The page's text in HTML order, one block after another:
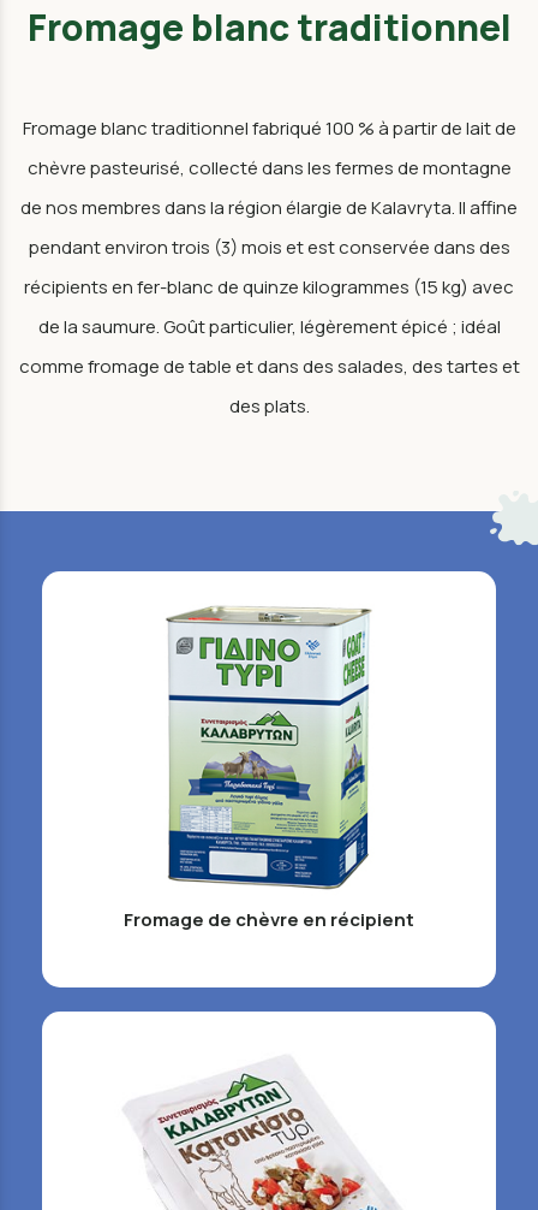
Fromage blanc traditionnel
Fromage blanc traditionnel fabriqué 100 % à partir de lait de
chèvre pasteurisé, collecté dans les fermes de montagne
de nos membres dans la région élargie de Kalavryta. Il affine
pendant environ trois (3) mois et est conservée dans des
récipients en fer-blanc de quinze kilogrammes (15 kg) avec
de la saumure. Goût particulier, légèrement épicé ; idéal
comme fromage de table et dans des salades, des tartes et
des plats.
Fromage de chèvre en récipient